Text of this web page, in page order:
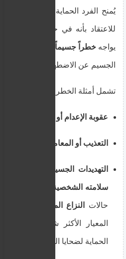
يُمنح الفرد الحماية الفرعية إذا
للاعتقاد بأنه في حال عاد إلى
يواجه خطراً جسيماً (Serious Harm)
الجسيم عن الاضطهاد الفردي للاجئ.
تشمل أمثلة الخطر الجسيم ما يلي:
عقوبة الإعدام أو الإعدام.
التعذيب أو المعاملة أو العقوبة
التهديدات الجسيمة والوخيمة
سلامته الشخصية
حالات النزاع المسلح الدولي أو
المعيار الأكثر شيوعاً الذي يتم
الحماية لضحايا الحروب واسعة